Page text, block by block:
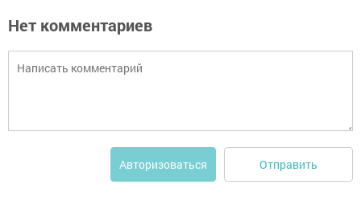
Нет комментариев
Авторизоваться Отправить